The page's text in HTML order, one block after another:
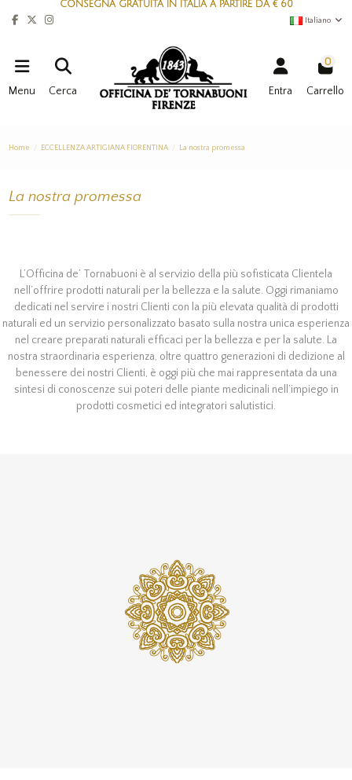
CONSEGNA GRATUITA IN ITALIA A PARTIRE DA € 60
Italiano
Menu Cerca Entra
0
Carrello
Home ECCELLENZA ARTIGIANA FIORENTINA La nostra promessa
La nostra promessa
L’Officina de’ Tornabuoni è al servizio della più sofisticata Clientela
nell’offrire prodotti naturali per la bellezza e la salute. Oggi rimaniamo
dedicati nel servire i nostri Clienti con la più elevata qualità di prodotti
naturali ed un servizio personalizzato basato sulla nostra unica esperienza
nel creare preparati naturali efficaci per la bellezza e per la salute. La
nostra straordinaria esperienza, oltre quattro generazioni di dedizione al
benessere dei nostri Clienti, è oggi più che mai rappresentata da una
sintesi di conoscenze sui poteri delle piante medicinali nell’impiego in
prodotti cosmetici ed integratori salutistici.